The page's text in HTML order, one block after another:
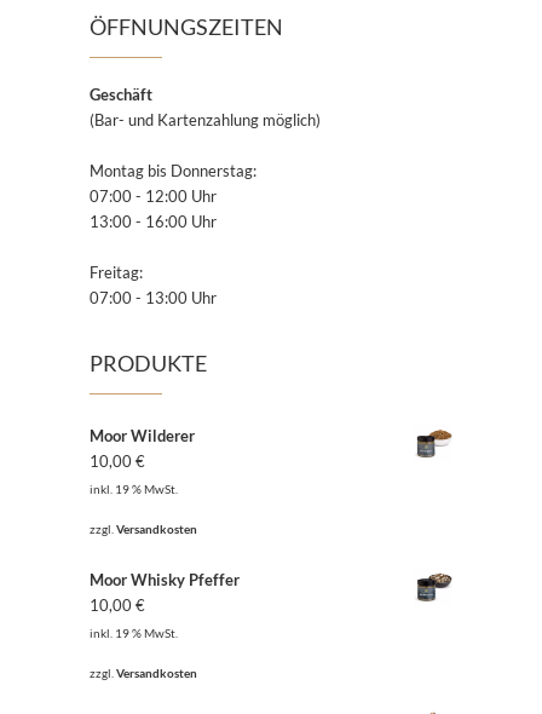
ÖFFNUNGSZEITEN
Geschäft
(Bar- und Kartenzahlung möglich)
Montag bis Donnerstag:
07:00 - 12:00 Uhr
13:00 - 16:00 Uhr
Freitag:
07:00 - 13:00 Uhr
PRODUKTE
Moor Wilderer
10,00€
inkl. 19 % MwSt.
zzgl. Versandkosten
Moor Whisky Pfeffer
10,00€
inkl. 19 % MwSt.
zzgl. Versandkosten